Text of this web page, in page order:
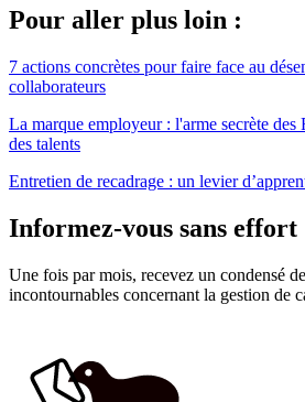
Pour aller plus loin :
7 actions concrètes pour faire face au
collaborateurs
La marque employeur : l'arme secrète
des talents
Entretien de recadrage : un levier
Informez-vous sans effort
Une fois par mois, recevez un condensé
incontournables concernant la gestion de